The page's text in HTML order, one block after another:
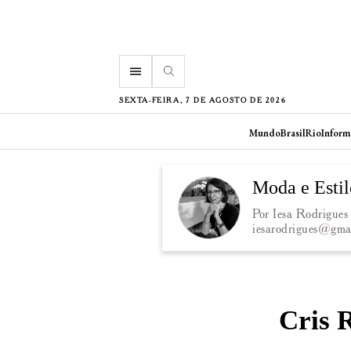
menu
SEXTA-FEIRA, 7 DE AGOSTO DE 2026
MundoBrasilRio
Moda e
Por Iesa Rodrigues
Cris